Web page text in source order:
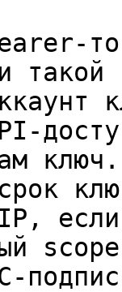
такой
ключ.
IP,